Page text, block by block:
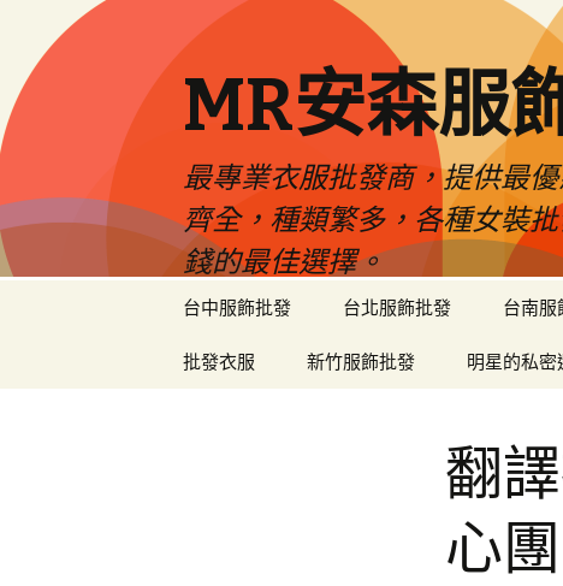
MR安森服
最專業衣服批發商，提供最
齊全，種類繁多，各種女裝
錢的最佳選擇。
台中服飾批發 台北服飾批發 台南服
批發衣服 新竹服飾批發 明星的私
翻
心